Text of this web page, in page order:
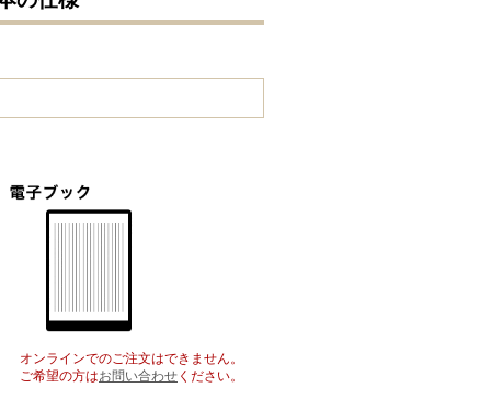
オンラインでのご注文はできません。
ご希望の方はお問い合わせ ください。